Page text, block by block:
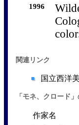
1996
関連リンク
国立西洋
「モネ、クロード
作家名